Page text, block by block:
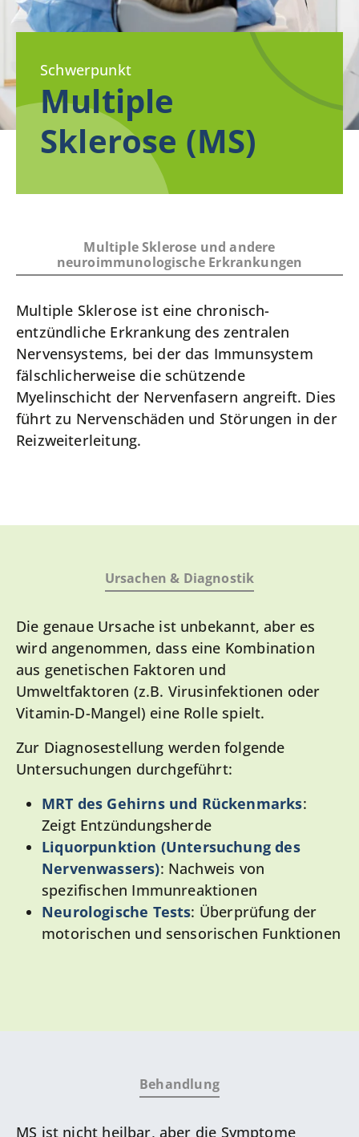
Schwerpunkt
Multiple
Sklerose (MS)
Multiple Sklerose und andere
neuroimmunologische Erkrankungen
Multiple Sklerose ist eine chronisch-
entzündliche Erkrankung des zentralen
Nervensystems, bei der das Immunsystem
fälschlicherweise die schützende
Myelinschicht der Nervenfasern angreift. Dies
führt zu Nervenschäden und Störungen in der
Reizweiterleitung.
Ursachen & Diagnostik
Die genaue Ursache ist unbekannt, aber es
wird angenommen, dass eine Kombination
aus genetischen Faktoren und
Umweltfaktoren (z.B. Virusinfektionen oder
Vitamin-D-Mangel) eine Rolle spielt.
Zur Diagnosestellung werden folgende
Untersuchungen durchgeführt:
MRT des Gehirns und Rückenmarks:
Zeigt Entzündungsherde
Liquorpunktion (Untersuchung des
Nervenwassers): Nachweis von
spezifischen Immunreaktionen
Neurologische Tests: Überprüfung der
motorischen und sensorischen Funktionen
Behandlung
MS ist nicht heilbar, aber die Symptome